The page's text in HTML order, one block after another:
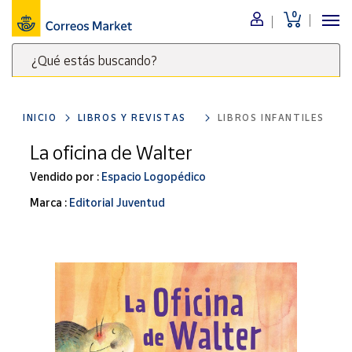
0
¿Qué estás buscando?
clave
para
buscar
productos
Menú
Nuestro
catálogo
Alimentación
Bebidas
Ocio y cultura
Juguetes y
Tienda de
INICIO LIBROS Y REVISTAS LIBROS INFANTILES
La oficina de Walter
Vendido por : Espacio Logopédico
Marca : Editorial Juventud